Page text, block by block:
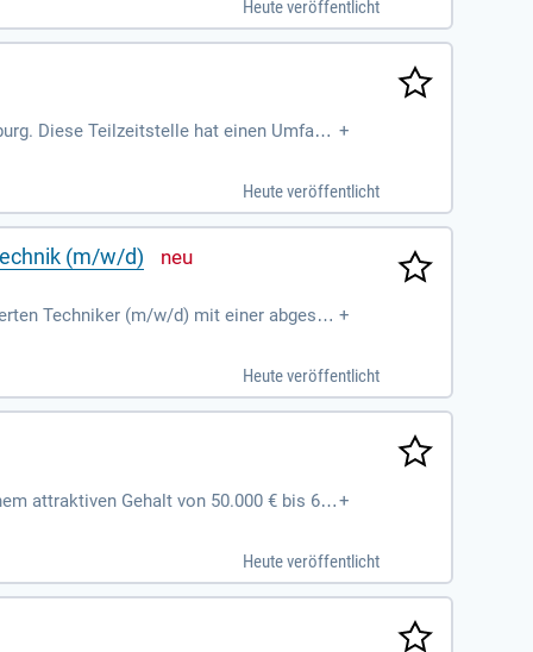
zu schaffen!
Heute veröffentlicht
Diese Teilzeitstelle hat einen Umfang
Zeitpunkt, mit einer Bewer
die für die wissenschaftliche Inform
sowie die Planung und Durchführung
haben, bewerben Sie sich j
+
Heute veröffentlicht
(m/w/d)
Techniker (m/w/d) mit einer abgesch
Steuerung komplexer Gebäudetechni
effiziente Abläufe für herausragende Er
+
Heute veröffentlicht
attraktiven Gehalt von 50.000 € bis 60.
Nachbereitung von Veranstaltungen.
gemäß den gesetzlichen Vorgaben. Si
Sie detaillierte Einsatzpläne und koor
Sie unvergessliche Events!
+
Heute veröffentlicht